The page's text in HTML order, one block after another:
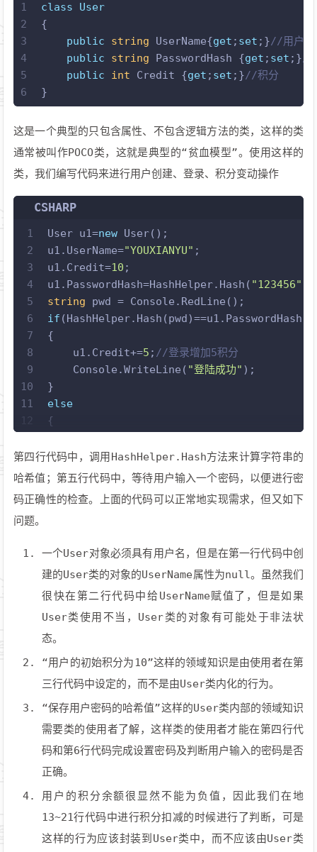
1
2
3
4
5
6
class
User
{
public
string UserName{get ; set ;}//用户名
public
string PasswordHash {get ; set ;}//
public
int Credit {get ; set ;}//积分
}
这是一个典型的只包含属性、不包含逻辑方法的类，这样的类
通常被叫作POCO类，这就是典型的“贫血模型”。使用这样的
类，我们编写代码来进行用户创建、登录、积分变动操作
CSHARP
1
2
3
4
5
6
7
8
9
10
11
12
14
15
17
18
20
User u1=new User();
u1.UserName="YOUXIANYU" ;
u1.Credit=10 ;
u1.PasswordHash=HashHelper.Hash( "123456"
string pwd = Console.RedLine();
if (HashHelper.Hash(pwd)==u1.PasswordHash)
{
    u1.Credit+=
5 ; //登录增加5积分
    Console.WriteLine(
"登陆成功" );
}
else
{
    {
        Console.WriteLine(
"积分不足，无法扣
else
        Console.WiteLine(
"登录失败")
    }
}
第四行代码中，调用HashHelper.Hash方法来计算字符串的
哈希值；第五行代码中，等待用户输入一个密码，以便进行密
码正确性的检查。上面的代码可以正常地实现需求，但又如下
问题。
一个User对象必须具有用户名，但是在第一行代码中创
建的User类的对象的UserName属性为null。虽然我们
很快在第二行代码中给UserName赋值了，但是如果
User类使用不当，User类的对象有可能处于非法状
态。
“用户的初始积分为10”这样的领域知识是由使用者在第
三行代码中设定的，而不是由User类内化的行为。
“保存用户密码的哈希值”这样的User类内部的领域知识
需要类的使用者了解，这样类的使用者才能在第四行代
码和第6行代码完成设置密码及判断用户输入的密码是否
正确。
用户的积分余额很显然不能为负值，因此我们在地
13~21行代码中进行积分扣减的时候进行了判断，可是
这样的行为应该封装到User类中，而不应该由User类